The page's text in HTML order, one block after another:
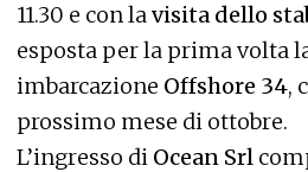
11.30 e con lavisita dello
esposta per la prima volta
imbarcazione Offshore 34,
prossimo mese di ottobre.
L’ingresso di Ocean Srl